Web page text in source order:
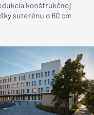
konštrukčnej
suterénu o 60 cm